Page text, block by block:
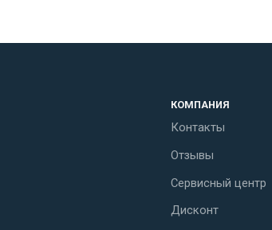
КОМПАНИЯ
Контакты
Отзывы
Сервисный центр
Дисконт